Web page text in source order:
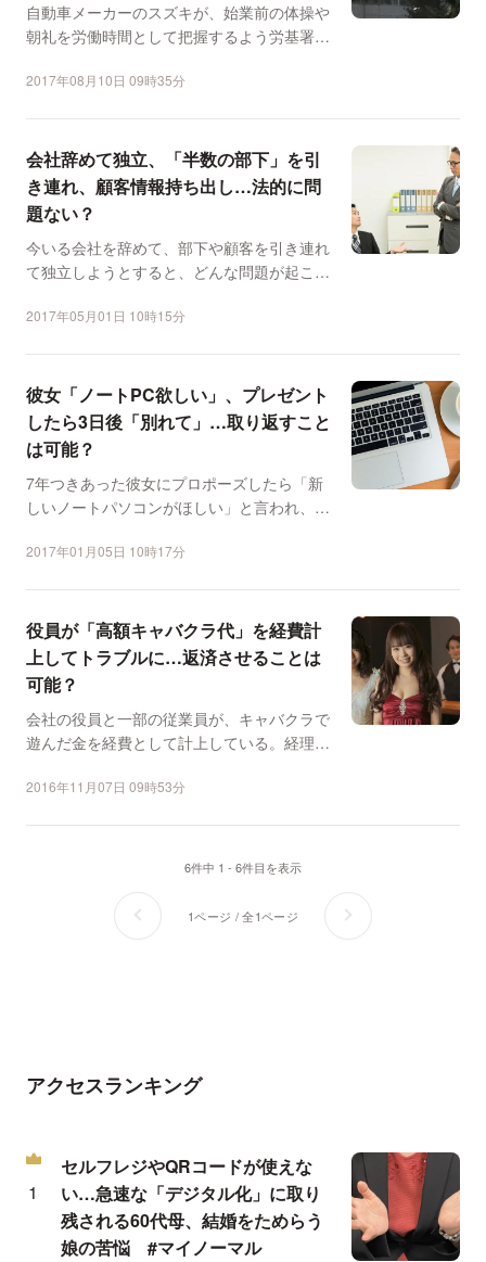
自動車メーカーのスズキが、始業前の体操や
朝礼を労働時間として把握するよう労基署か
2017年08月10日 09時35分
会社辞めて独立、「半数の部下」を引
き連れ、顧客情報持ち出し…法的に問
題ない？
今いる会社を辞めて、部下や顧客を引き連れ
て独立しようとすると、どんな問題が起こる
2017年05月01日 10時15分
彼女「ノートPC欲しい」、プレゼント
したら3日後「別れて」…取り返すこと
は可能？
7年つきあった彼女にプロポーズしたら「新
しいノートパソコンがほしい」と言われ、
2017年01月05日 10時17分
役員が「高額キャバクラ代」を経費計
上してトラブルに…返済させることは
可能？
会社の役員と一部の従業員が、キャバクラで
遊んだ金を経費として計上している。経理上
2016年11月07日 09時53分
6件中 1 - 6件目を表示
1ページ / 全1ページ
アクセスランキング
セルフレジやQRコードが使えな
い…急速な「デジタル化」に取り
残される60代母、結婚をためらう
娘の苦悩 #マイノーマル